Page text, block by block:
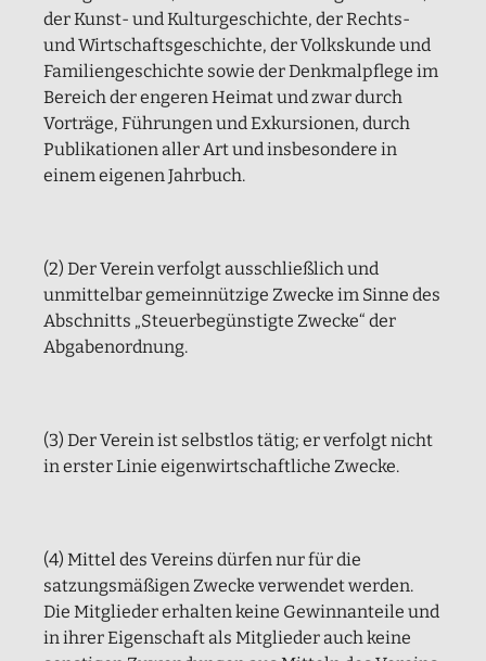
der Kunst- und Kulturgeschichte, der Rechts-
und Wirtschaftsgeschichte, der Volkskunde und
Familiengeschichte sowie der Denkmalpflege im
Bereich der engeren Heimat und zwar durch
Vorträge, Führungen und Exkursionen, durch
Publikationen aller Art und insbesondere in
einem eigenen Jahrbuch.
(2) Der Verein verfolgt ausschließlich und
unmittelbar gemeinnützige Zwecke im Sinne des
Abschnitts „Steuerbegünstigte Zwecke“ der
Abgabenordnung.
(3) Der Verein ist selbstlos tätig; er verfolgt nicht
in erster Linie eigenwirtschaftliche Zwecke.
(4) Mittel des Vereins dürfen nur für die
satzungsmäßigen Zwecke verwendet werden.
Die Mitglieder erhalten keine Gewinnanteile und
in ihrer Eigenschaft als Mitglieder auch keine